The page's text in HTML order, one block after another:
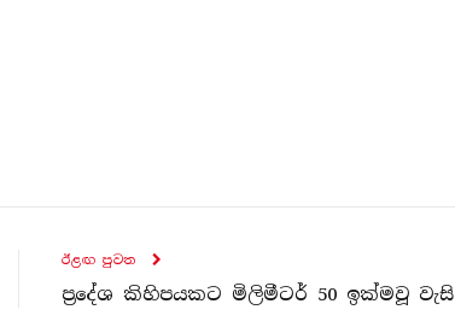
ඊළඟ පුව​ත
ප්‍රදේශ කිහිපයකට මිලිමීටර් 50 ඉක්මවූ වැසි